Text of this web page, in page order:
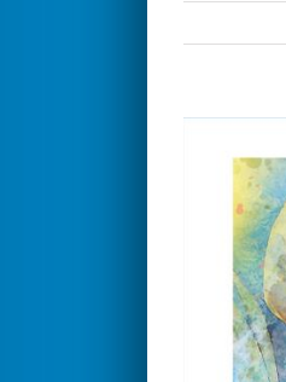
grösseres